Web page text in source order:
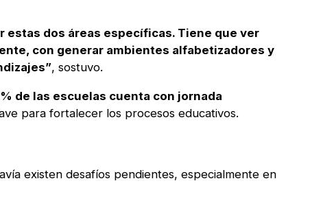
estas dos áreas específicas. Tiene que ver
con generar ambientes alfabetizadores y
, sostuvo.
de las escuelas cuenta con jornada
para fortalecer los procesos educativos.
existen desafíos pendientes, especialmente en